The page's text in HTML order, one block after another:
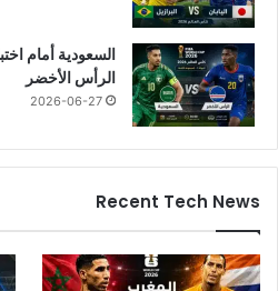
السعودية أمام
الرأس الأخضر
2026-06-27
Recent Tech News